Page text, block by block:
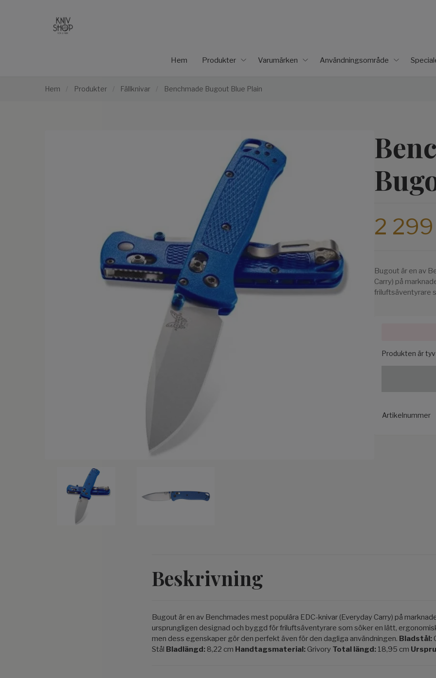
Hem Produkter Varumärken Användningsområde
Hem / Produkter / Fällknivar / Benchmade Bugout Blue Plain
2
Bugout är en av
Carry) på
friluftsäventyrare
Produkten är
Artikelnummer
Beskrivning
Bugout är en av Benchmades mest populära EDC-knivar (Everyday Carry) på
ursprungligen designad och byggd för friluftsäventyrare som söker en lätt,
men dess egenskaper gör den perfekt även för den dagliga användningen. Bladstål:
Stål Bladlängd: 8,22 cm Handtagsmaterial: Grivory Total längd: 18,95 cm